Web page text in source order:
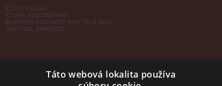
IČO: 31352243
IČ DPH: SK2020294991
IBAN:SK55 8420 0000 0001 7514 0603
SWIFT/BIC:BFKKSKBB
Táto webová lokalita používa